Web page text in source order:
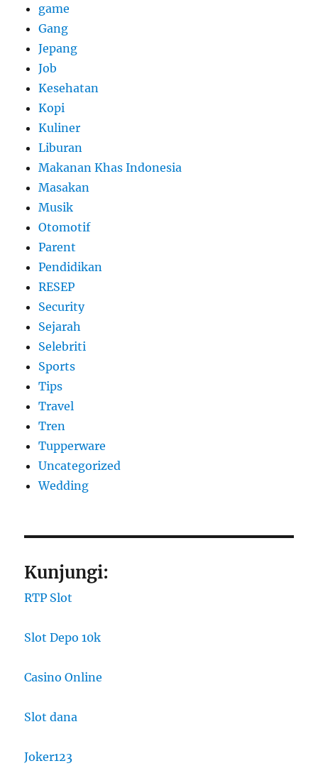
game
Gang
Jepang
Job
Kesehatan
Kopi
Kuliner
Liburan
Makanan Khas Indonesia
Masakan
Musik
Otomotif
Parent
Pendidikan
RESEP
Security
Sejarah
Selebriti
Sports
Tips
Travel
Tren
Tupperware
Uncategorized
Wedding
Kunjungi:
RTP Slot
Slot Depo 10k
Casino Online
Slot dana
Joker123